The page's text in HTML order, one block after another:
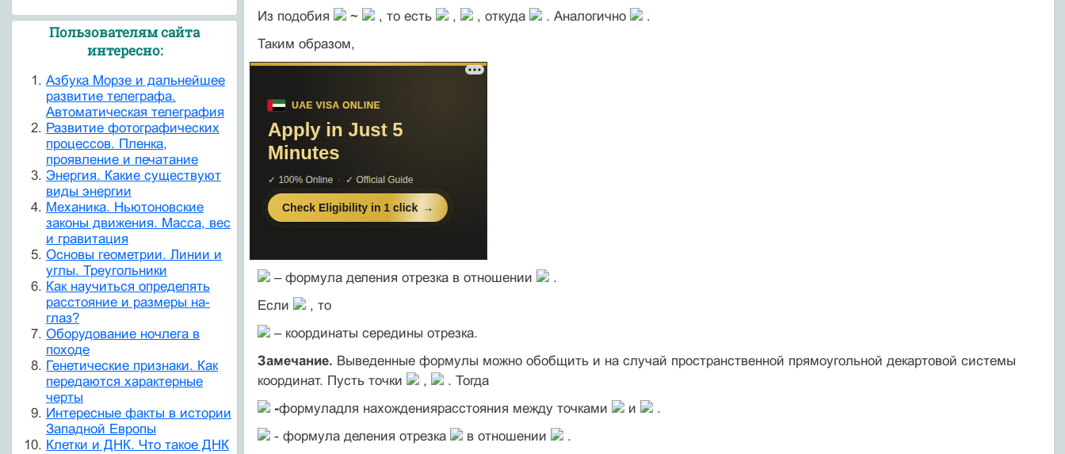
Из подобия
~ , то есть , , откуда . Аналогично
.
Таким образом,
– формула деления отрезка в отношении
.
Если
, то
– координаты середины отрезка.
Замечание. Выведенные формулы можно обобщить и на случай пространственной прямоугольной декартовой системы
координат. Пусть точки
,
. Тогда
-формуладля нахождениярасстояния между точками и
.
- формула деления отрезка
в отношении
.
Пользователям сайта
интересно:
Азбука Морзе и дальнейшее
развитие телеграфа.
Автоматическая телеграфия
Развитие фотографических
процессов. Пленка,
проявление и печатание
Энергия. Какие существуют
виды энергии
Механика. Ньютоновские
законы движения. Масса, вес
и гравитация
Основы геометрии. Линии и
углы. Треугольники
Как научиться определять
расстояние и размеры на-
глаз?
Оборудование ночлега в
походе
Генетические признаки. Как
передаются характерные
черты
Интересные факты в истории
Западной Европы
Клетки и ДНК. Что такое ДНК